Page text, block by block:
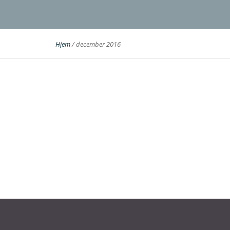
Hjem/december 2016